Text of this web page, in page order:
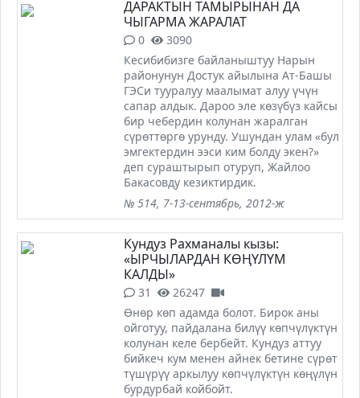
ДАРАКТЫН ТАМЫРЫНАН ДА
ЧЫГАРМА ЖАРАЛАТ
0
3090
Кесибибизге байланыштуу Нарын
районунун Достук айылына Ат-Башы
ГЭСи тууралуу маалымат алуу үчүн
сапар алдык. Дароо эле көзүбүз кайсы
бир чебердин колунан жаралган
сүрөттөргө урунду. Ушундан улам «бул
эмгектердин ээси ким болду экен?»
деп сураштырып отуруп, Жайлоо
Бакасовду кезиктирдик.
№ 514, 7-13-сентябрь, 2012-ж
Кундуз Рахманалы кызы:
«ЫРЧЫЛАРДАН КӨҢҮЛҮМ
КАЛДЫ»
31
26247
Өнөр көп адамда болот. Бирок аны
ойготуу, пайдалана билүү көпчүлүктүн
колунан келе бербейт. Кундуз аттуу
бийкеч кум менен айнек бетине сүрөт
түшүрүү аркылуу көпчүлүктүн көңүлүн
бурдурбай койбойт.